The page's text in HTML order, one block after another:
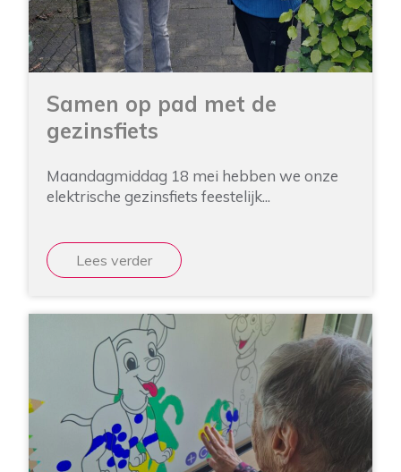
Samen op pad met de
gezinsfiets
Maandagmiddag 18 mei hebben we onze
elektrische gezinsfiets feestelijk...
Lees verder